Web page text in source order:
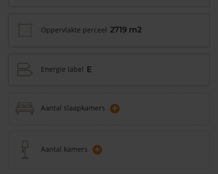
Oppervlakte perceel 2719 m2
Energie label E
Aantal slaapkamers +
Aantal kamers +